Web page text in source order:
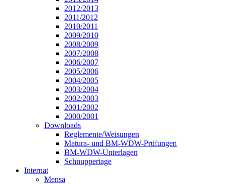
2012/2013
2011/2012
2010/2011
2009/2010
2008/2009
2007/2008
2006/2007
2005/2006
2004/2005
2003/2004
2002/2003
2001/2002
2000/2001
Downloads
Reglemente/Weisungen
Matura- und BM-WDW-Prüfungen
BM-WDW-Unterlagen
Schnuppertage
Internat
Mensa